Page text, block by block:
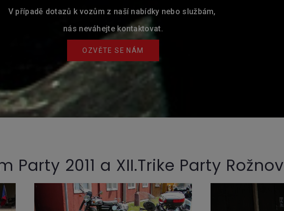
V případě dotazů k vozům z naší nabídky nebo službám,
nás neváhejte kontaktovat.
OZVĚTE SE NÁM
Party 2011 a XII.Trike Party Rožnov